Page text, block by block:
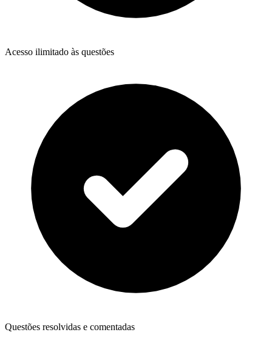
Acesso ilimitado às questões
Questões resolvidas e comentadas